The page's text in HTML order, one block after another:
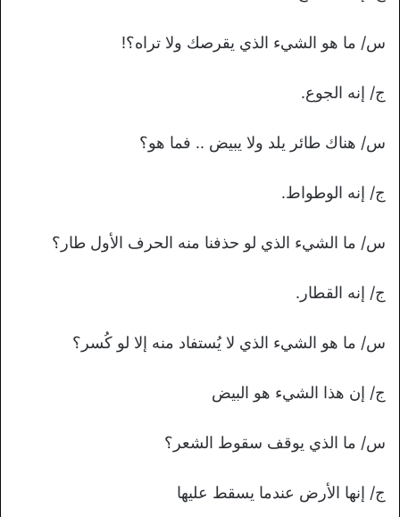
س/ ما هو الشيء الذي يقرصك ولا تراه؟!
ج/ إنه الجوع.
س/ هناك طائر يلد ولا يبيض .. فما هو؟
ج/ إنه الوطواط.
س/ ما الشيء الذي لو حذفنا منه الحرف الأول طار؟
ج/ إنه القطار.
س/ ما هو الشيء الذي لا يُستفاد منه إلا لو كُسر؟
ج/ إن هذا الشيء هو البيض
س/ ما الذي يوقف سقوط الشعر؟
ج/ إنها الأرض عندما يسقط عليها